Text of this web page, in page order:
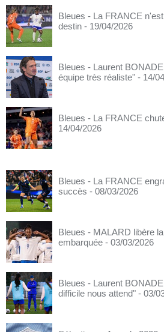
Bleues - La FRANCE
destin - 19/04/2026
Bleues - Laurent
équipe très réaliste" - 14/
Bleues - La FRANCE
14/04/2026
Bleues - La FRANCE
succès - 08/03/2026
Bleues - MALARD libère
embarquée - 03/03/2026
Bleues - Laurent
difficile nous attend" - 03/